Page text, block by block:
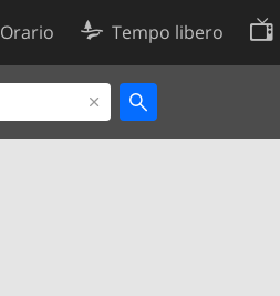
Orario Tempo libero
Politica sui cookie
Preferenze cookie